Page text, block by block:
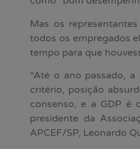
Mas os
todos os empregados
tempo para que
“Até o ano passado,
critério, posição
consenso, e a GDP é
presidente da
APCEF/SP, Leonardo